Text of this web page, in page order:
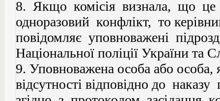
8. Якщо комісія визнала, що
одноразовий конфлікт, то
повідомляє уповноважені
Національної поліції України та
9. Уповноважена особа або особа,
відсутності відповідно до